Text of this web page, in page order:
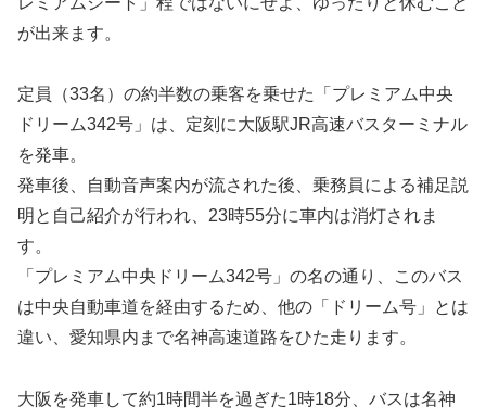
が出来ます。
定員（33名）の約半数の乗客を乗せた「プレミアム中央
ドリーム342号」は、定刻に大阪駅JR高速バスターミナル
を発車。
発車後、自動音声案内が流された後、乗務員による補足説
明と自己紹介が行われ、23時55分に車内は消灯されま
す。
「プレミアム中央ドリーム342号」の名の通り、このバス
は中央自動車道を経由するため、他の「ドリーム号」とは
違い、愛知県内まで名神高速道路をひた走ります。
大阪を発車して約1時間半を過ぎた1時18分、バスは名神